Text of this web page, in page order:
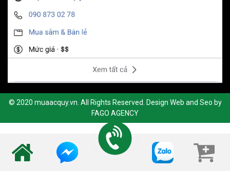
© 2020 muaacquy.vn. All Rights Reserved. Design Web and Seo by
FAGO AGENCY